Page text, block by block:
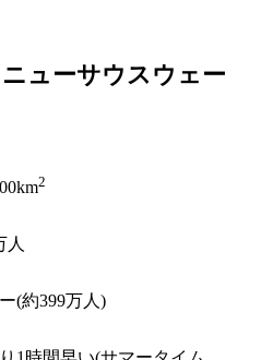
ニューサウスウェー
2
人
(約399万人)